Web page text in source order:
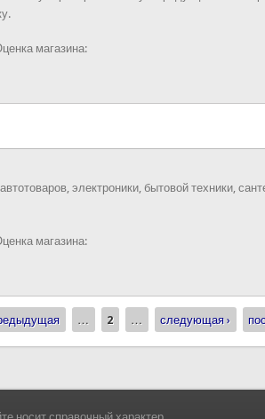
магазина:
электроники, бытовой техники,
магазина:
… 2 … следующая ›